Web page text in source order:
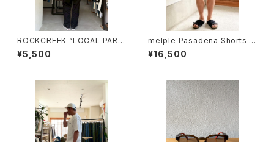
ROCKCREEK “LOCAL PAR
K” USAコットンTシャツ ASH
ロッククリーク
¥5,500
melple Pasadena Shorts メ
イプル 日本製 ベージュ
¥16,500